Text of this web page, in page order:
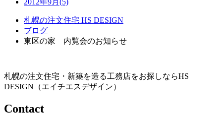
2012年9月(5)
札幌の注文住宅 HS DESIGN
ブログ
東区の家 内覧会のお知らせ
札幌の注文住宅・新築を造る工務店をお探しならHS
DESIGN（エイチエスデザイン）
Contact